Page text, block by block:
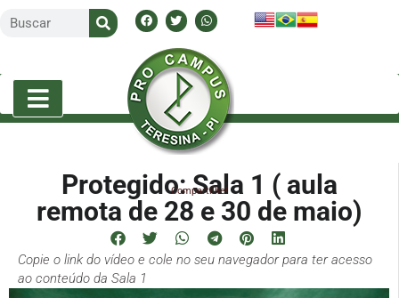
Protegido: Sala 1 ( aula
remota de 28 e 30 de maio)
Compartilhe!
Copie o link do vídeo e cole no seu navegador para ter acesso
ao conteúdo da Sala 1